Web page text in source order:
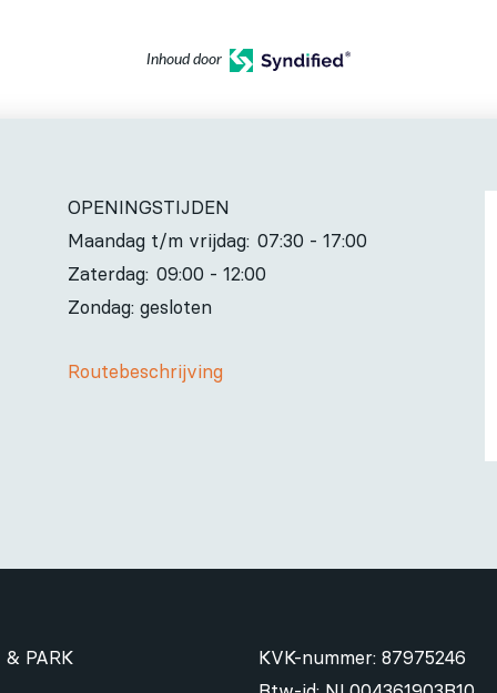
Inhoud door
OPENINGSTIJDEN
Maandag t/m vrijdag: 07:30 - 17:00
Zaterdag: 09:00 - 12:00
Zondag: gesloten
Routebeschrijving
PARK
KVK-nummer: 87975246